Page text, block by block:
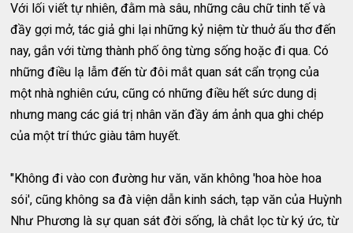
Với lối viết tự nhiên, đằm mà sâu, những câu chữ tinh tế và
đầy gợi mở, tác giả ghi lại những kỷ niệm từ thuở ấu thơ đến
nay, gắn với từng thành phố ông từng sống hoặc đi qua. Có
những điều lạ lẫm đến từ đôi mắt quan sát cẩn trọng của
một nhà nghiên cứu, cũng có những điều hết sức dung dị
nhưng mang các giá trị nhân văn đầy ám ảnh qua ghi chép
của một trí thức giàu tâm huyết.
"Không đi vào con đường hư văn, văn không 'hoa hòe hoa
sói', cũng không sa đà viện dẫn kinh sách, tạp văn của Huỳnh
Như Phương là sự quan sát đời sống, là chắt lọc từ ký ức, từ